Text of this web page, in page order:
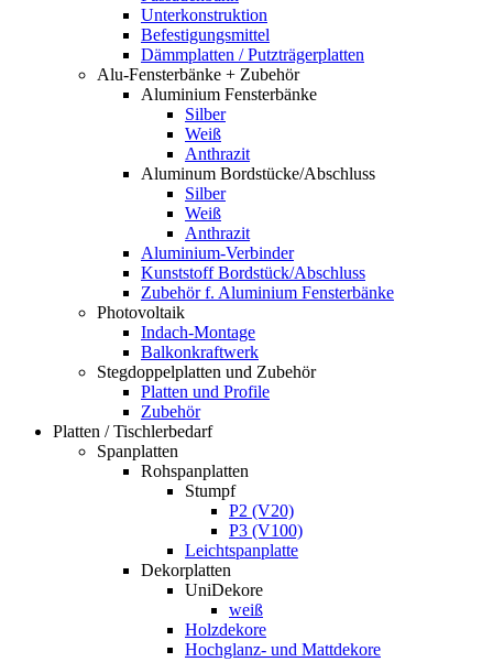
Unterkonstruktion
Befestigungsmittel
Dämmplatten / Putzträgerplatten
Alu-Fensterbänke + Zubehör
Aluminium Fensterbänke
Silber
Weiß
Anthrazit
Aluminum Bordstücke/Abschluss
Silber
Weiß
Anthrazit
Aluminium-Verbinder
Kunststoff Bordstück/Abschluss
Zubehör f. Aluminium Fensterbänke
Photovoltaik
Indach-Montage
Balkonkraftwerk
Stegdoppelplatten und Zubehör
Platten und Profile
Zubehör
Platten / Tischlerbedarf
Spanplatten
Rohspanplatten
Stumpf
P2 (V20)
P3 (V100)
Leichtspanplatte
Dekorplatten
UniDekore
weiß
Holzdekore
Hochglanz- und Mattdekore